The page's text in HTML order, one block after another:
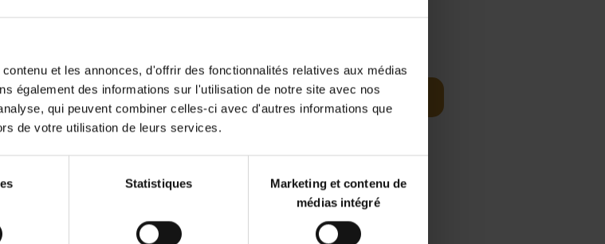
et les annonces, d'offrir des fonctionnalités relatives aux médias
également des informations sur l'utilisation de notre site avec nos
qui peuvent combiner celles-ci avec d'autres informations que
de votre utilisation de leurs services.
Statistiques
Marketing et contenu de
médias intégré
powerhouse in 7 Key Steps
Joachim De Vos
Couverture cartonnée
Réserver
Bridging Code and Capital
Translating engineering decisions into numbers driving
€34,